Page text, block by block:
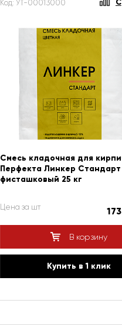
Код: УТ-00013000
Смесь кладочная для
Перфекта Линкер Стандарт
фисташковый 25 кг
Цена за шт
В корзину
Купить в 1 клик